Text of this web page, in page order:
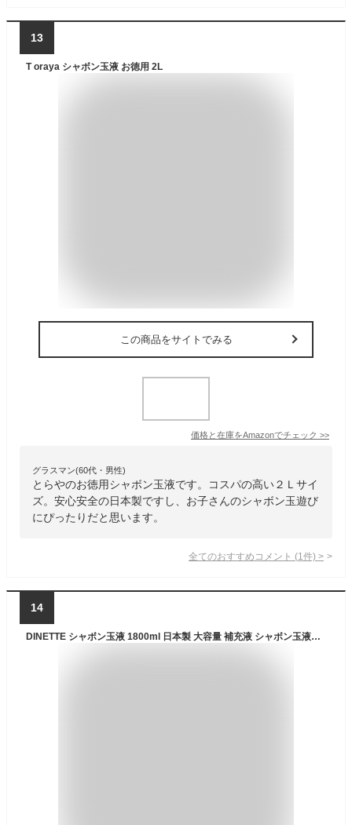
13
T oraya シャボン玉液 お徳用 2L
この商品をサイトでみる
価格と在庫をAmazonでチェック >>
グラスマン(60代・男性)
とらやのお徳用シャボン玉液です。コスパの高い２Ｌサイ
ズ。安心安全の日本製ですし、お子さんのシャボン玉遊び
にぴったりだと思います。
全てのおすすめコメント (1 件) >
14
DINETTE シャボン玉液 1800ml 日本製 大容量 補充液 シャボン玉液安全基準適合証明済 (1.8L 2本セット)